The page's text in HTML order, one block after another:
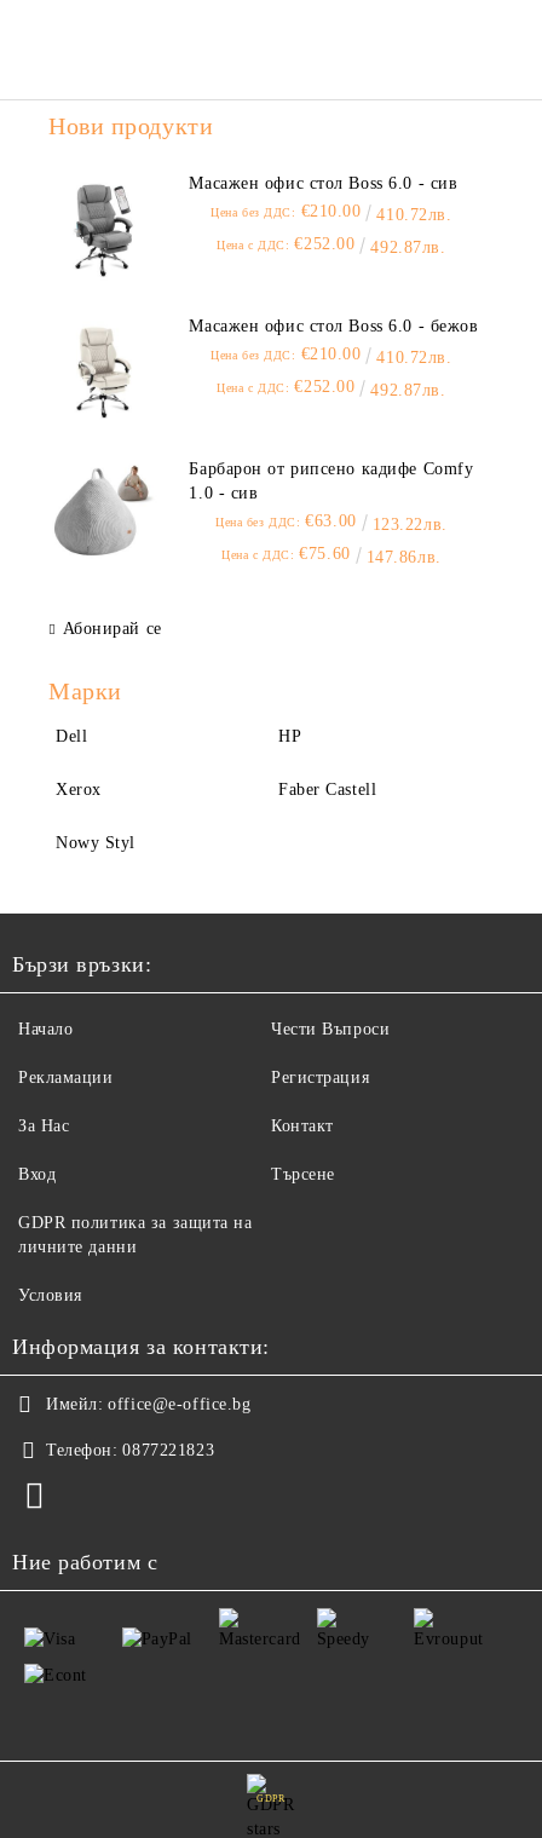
Нови продукти
Масажен офис стол Boss 6.0 - сив
Цена без ДДС: €210.00 410.72лв.
Цена с ДДС: €252.00 492.87лв.
Масажен офис стол Boss 6.0 - бежов
Цена без ДДС: €210.00 410.72лв.
Цена с ДДС: €252.00 492.87лв.
Барбарон от рипсено кадифе Comfy
1.0 - сив
Цена без ДДС: €63.00 123.22лв.
Цена с ДДС: €75.60 147.86лв.
Абонирай се
Марки
Dell HP
Xerox Faber Castell
Nowy Styl
Бързи връзки:
Начало
Рекламации
За Нас
Вход
Чести Въпроси
Регистрация
Контакт
Търсене
GDPR политика за защита на
личните данни
Условия
Информация за контакти:
Имейл: office@e-office.bg
Телефон: 0877221823
Ние работим с
GDPR